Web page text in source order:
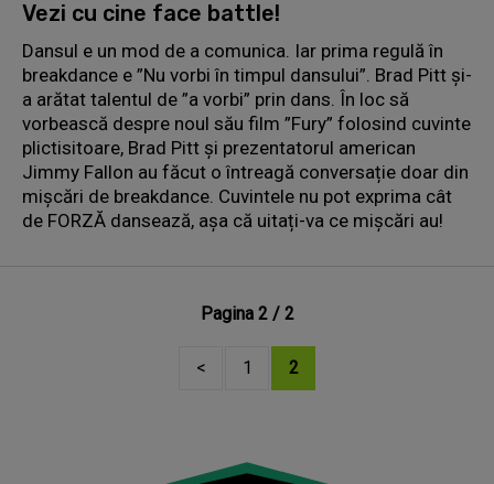
Vezi cu cine face battle!
Dansul e un mod de a comunica. Iar prima regulă în
breakdance e ”Nu vorbi în timpul dansului”. Brad Pitt și-
a arătat talentul de ”a vorbi” prin dans. În loc să
vorbească despre noul său film ”Fury” folosind cuvinte
plictisitoare, Brad Pitt și prezentatorul american
Jimmy Fallon au făcut o întreagă conversație doar din
mișcări de breakdance. Cuvintele nu pot exprima cât
de FORZĂ dansează, așa că uitați-va ce mișcări au!
Pagina 2 / 2
< 1 2